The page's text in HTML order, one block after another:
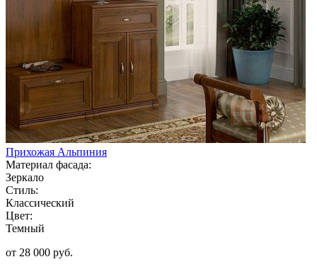
Прихожая Альпиния
Материал фасада:
Зеркало
Стиль:
Классический
Цвет:
Темный
от 28 000 руб.